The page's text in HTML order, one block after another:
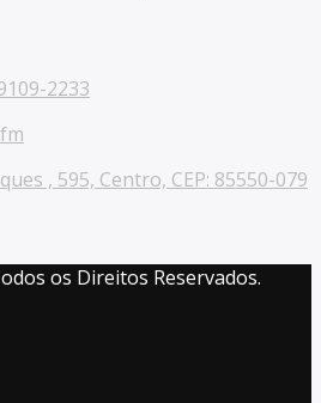
2233
, 595, Centro, CEP: 85550-079
os Direitos Reservados.